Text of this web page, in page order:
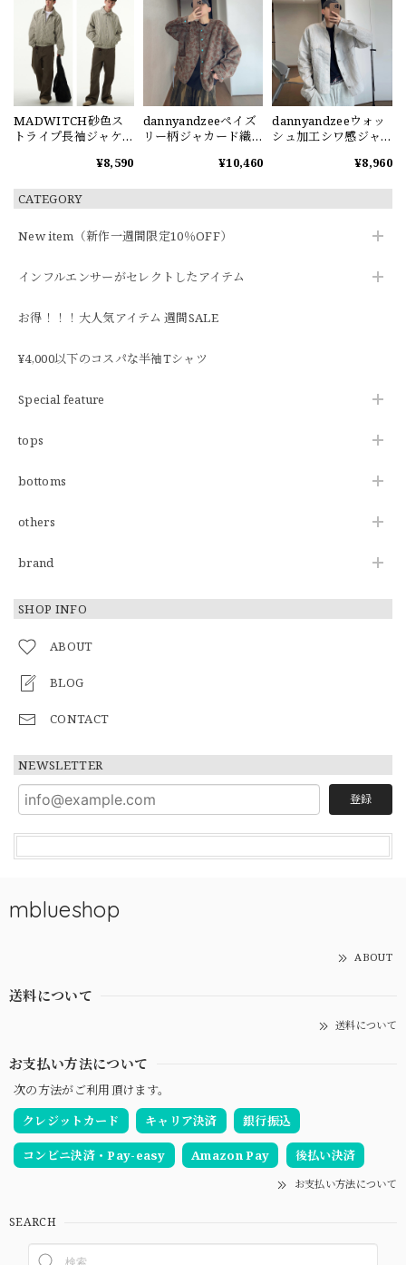
CATEGORY
New item（新作一週間限定10％OFF）
インフルエンサーがセレクトしたアイテム
お得！！！大人気アイテム 週間SALE
¥4,000以下のコスパな半袖Tシャツ
Special feature
tops
bottoms
others
brand
SHOP INFO
ABOUT
BLOG
CONTACT
NEWSLETTER
登録
MADWITCH砂色ス
トライプ長袖ジャケ
¥8,590
dannyandzeeペイズ
リー柄ジャカード織
¥10,460
dannyandzeeウォッ
シュ加工シワ感ジャ
¥8,960
mblueshop
ABOUT
送料について
送料について
お支払い方法について
次の方法がご利用頂けます。
クレジットカード
キャリア決済 銀行振込
コンビニ決済・Pay-easy Amazon Pay 後払い決済
お支払い方法について
SEARCH